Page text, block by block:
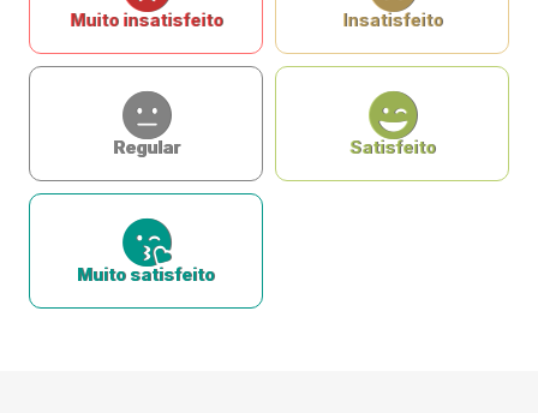
Muito insatisfeito Insatisfeito
Regular Satisfeito
Muito satisfeito